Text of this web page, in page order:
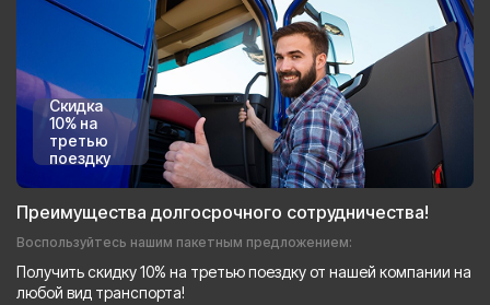
Скидка
10% на
третью
поездку
Преимущества долгосрочного сотрудничества!
Воспользуйтесь нашим пакетным предложением:
Получить скидку 10% на третью поездку от нашей компании на
любой вид транспорта!